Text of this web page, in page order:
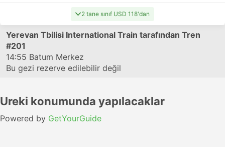
2 tane sınıf USD 118'dan
Yerevan Tbilisi International Train tarafından Tren
#201
14:55 Batum Merkez
Bu gezi rezerve edilebilir değil
Ureki konumunda yapılacaklar
Powered by GetYourGuide